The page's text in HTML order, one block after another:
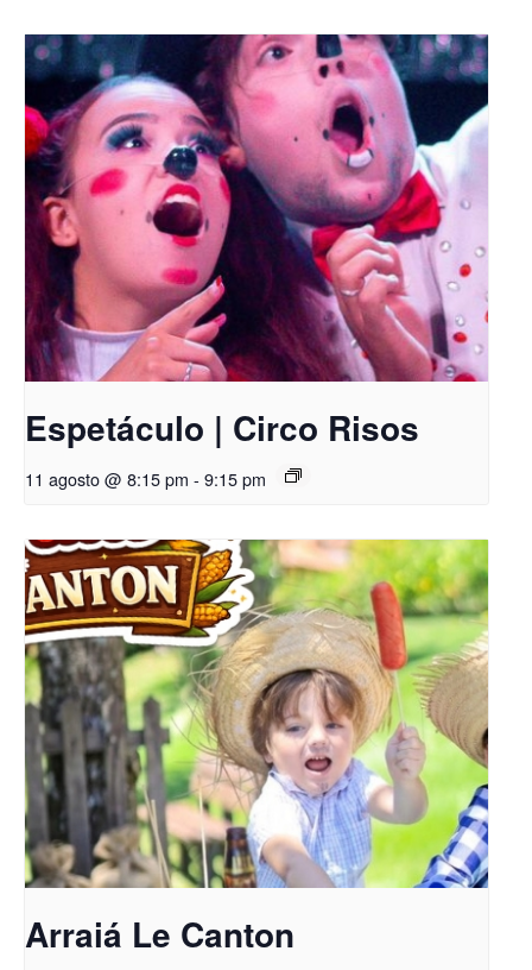
Espetáculo | Circo Risos
11 agosto @ 8:15 pm - 9:15 pm
Arraiá Le Canton